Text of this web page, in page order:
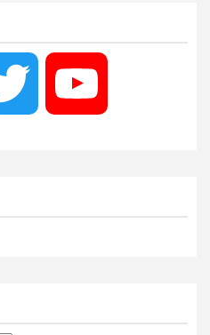
Twitter